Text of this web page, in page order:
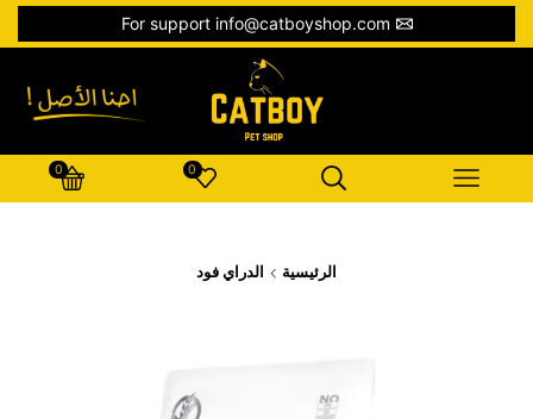
For support info@catboyshop.com
0
0
الرئيسية الدراي فود